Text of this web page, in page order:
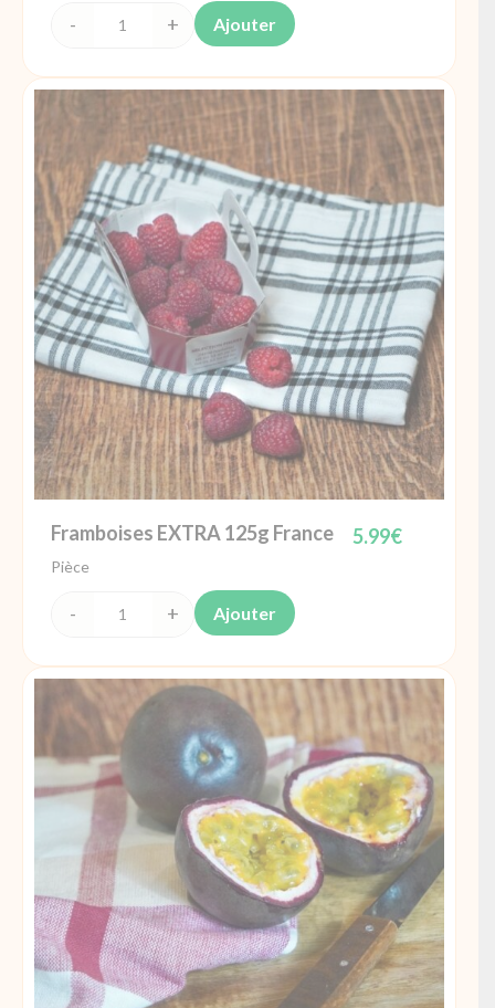
quantité
Framboises
125g
barquette
Espagne/Portugal
ou
France
Ajouter
Framboises EXTRA 125g France 5.99€
Pièce
quantité
Framboises
EXTRA
France
Ajouter